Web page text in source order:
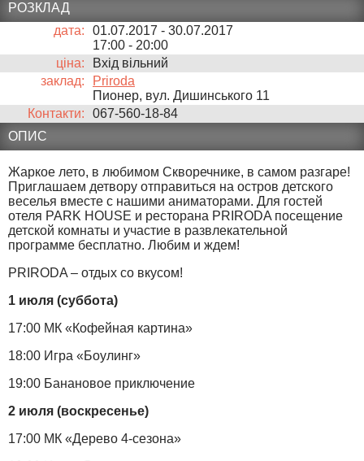
РОЗКЛАД
дата:
01.07.2017 - 30.07.2017
17:00 - 20:00
ціна:
Вхід вільний
заклад:
Priroda
Пионер, вул. Дишинського 11
Контакти:
067-560-18-84
ОПИС
Жаркое лето, в любимом Скворечнике, в самом разгаре!
Приглашаем детвору отправиться на остров детского
веселья вместе с нашими аниматорами. Для гостей
отеля PARK HOUSE и ресторана PRIRODA посещение
детской комнаты и участие в развлекательной
программе бесплатно. Любим и ждем!
PRIRODA – отдых со вкусом!
1 июля (суббота)
17:00 МК «Кофейная картина»
18:00 Игра «Боулинг»
19:00 Банановое приключение
2 июля (воскресенье)
17:00 МК «Дерево 4-сезона»